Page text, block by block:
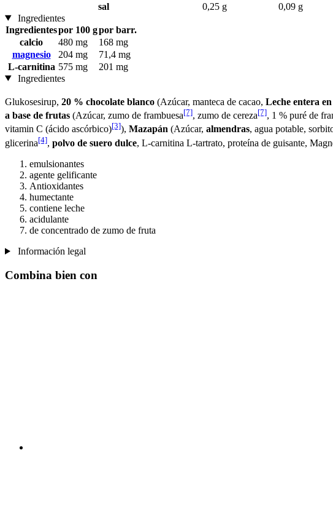
sal
0,25 g
0,09 g
Ingredientes
Ingredientespor 100 gpor barr.
calcio
480 mg
168 mg
magnesio
204 mg
71,4 mg
L-carnitina 575 mg
201 mg
Ingredientes
Glukosesirup, 20 % chocolate blanco (Azúcar, manteca de cacao, Leche entera
a base de frutas (Azúcar, zumo de frambuesa[7], zumo de cereza[7], 1 % puré de
vitamin C (ácido ascórbico)[3]), Mazapán (Azúcar, almendras, agua potable,
glicerina[4], polvo de suero dulce, L-carnitina L-tartrato, proteína de guisante,
emulsionantes
agente gelificante
Antioxidantes
humectante
contiene leche
acidulante
de concentrado de zumo de fruta
Información legal
Combina bien con